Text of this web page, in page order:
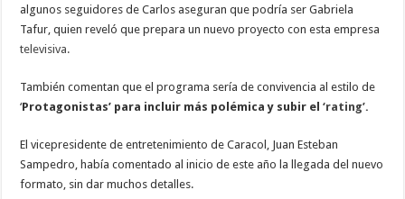
algunos seguidores de Carlos aseguran que podría ser Gabriela
Tafur, quien reveló que prepara un nuevo proyecto con esta empresa
televisiva.
También comentan que el programa sería de convivencia al estilo de
‘Protagonistas’ para incluir más polémica y subir el‘rating’.
El vicepresidente de entretenimiento de Caracol, Juan Esteban
Sampedro, había comentado al inicio de este año la llegada del nuevo
formato, sin dar muchos detalles.